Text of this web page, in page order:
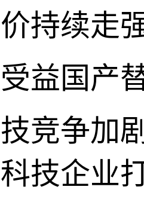
持续走
益国产
竞争加
技企业